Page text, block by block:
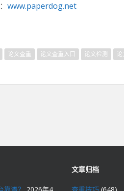
www.paperdog.net
论文查重 论文查重入口 论文检测
文章归档